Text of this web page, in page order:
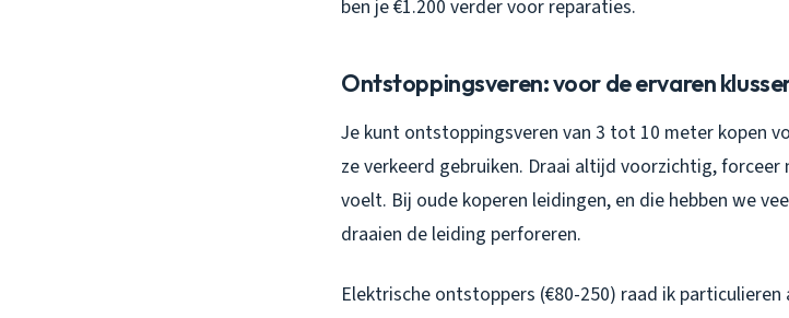
ben je €1.200 verder voor reparaties.
Ontstoppingsveren: voor de ervaren
Je kunt ontstoppingsveren van 3 tot 10 meter kopen
ze verkeerd gebruiken. Draai altijd voorzichtig,
voelt. Bij oude koperen leidingen, en die hebben we
draaien de leiding perforeren.
Elektrische ontstoppers (€80-250) raad ik